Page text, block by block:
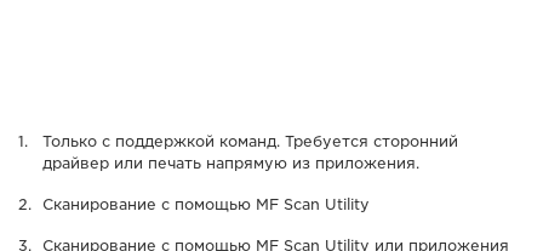
Только с поддержкой команд. Требуется сторонний
драйвер или печать напрямую из приложения.
Сканирование с помощью MF Scan Utility
Сканирование с помощью MF Scan Utility или приложения